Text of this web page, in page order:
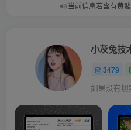
当前信息若含有黄
小灰兔技
3479
如果没有